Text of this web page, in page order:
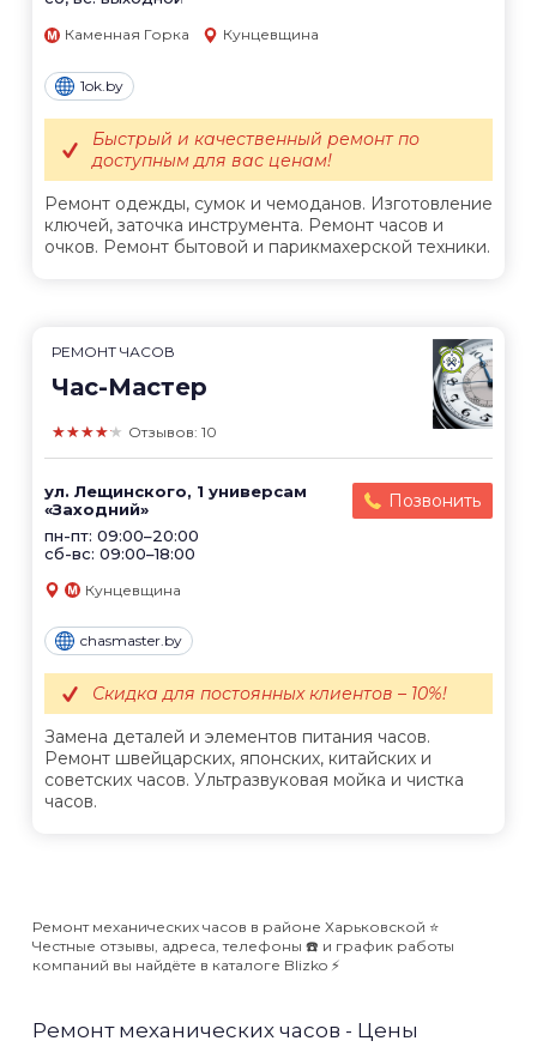
Каменная Горка Кунцевщина
1ok.by
Ремонт одежды, сумок и чемоданов. Изготовление
ключей, заточка инструмента. Ремонт часов и
очков. Ремонт бытовой и парикмахерской техники.
Быстрый и качественный ремонт по
доступным для вас ценам!
РЕМОНТ ЧАСОВ
Час-Мастер
★★★★★ Отзывов: 10
ул. Лещинского, 1 универсам
«Заходний»
пн-пт: 09:00–20:00
сб-вс: 09:00–18:00
Позвонить
Кунцевщина
chasmaster.by
Замена деталей и элементов питания часов.
Ремонт швейцарских, японских, китайских и
советских часов. Ультразвуковая мойка и чистка
часов.
Скидка для постоянных клиентов – 10%!
Ремонт механических часов в районе Харьковской ⭐️
Честные отзывы, адреса, телефоны ☎️ и график работы
компаний вы найдёте в каталоге Blizko ⚡️
Ремонт механических часов - Цены